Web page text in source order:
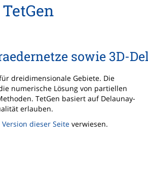
TetGen
sowie 3D-
dreidimensionale Gebiete. Die
numerische Lösung von partiellen
TetGen basiert auf Delaunay-
erlauben.
dieser Seite verwiesen.